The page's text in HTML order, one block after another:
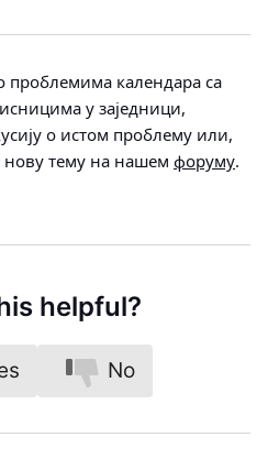
проблемима календара са
у заједници,
о истом проблему или,
нову тему на нашем форуму.
helpful?
No